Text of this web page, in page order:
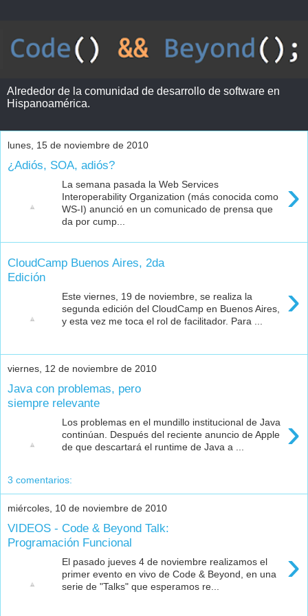
Alrededor de la comunidad de desarrollo de software en
Hispanoamérica.
lunes, 15 de noviembre de 2010
¿Adiós, SOA, adiós?
›
La semana pasada la Web Services
Interoperability Organization (más conocida como
WS-I) anunció en un comunicado de prensa que
da por cump...
CloudCamp Buenos Aires, 2da
Edición
›
Este viernes, 19 de noviembre, se realiza la
segunda edición del CloudCamp en Buenos Aires,
y esta vez me toca el rol de facilitador. Para ...
viernes, 12 de noviembre de 2010
Java con problemas, pero
siempre relevante
›
Los problemas en el mundillo institucional de Java
continúan. Después del reciente anuncio de Apple
de que descartará el runtime de Java a ...
3 comentarios:
miércoles, 10 de noviembre de 2010
VIDEOS - Code & Beyond Talk:
Programación Funcional
›
El pasado jueves 4 de noviembre realizamos el
primer evento en vivo de Code & Beyond, en una
serie de "Talks" que esperamos re...